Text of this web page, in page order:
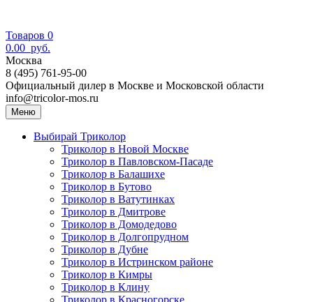
Товаров 0
0.00 руб.
Москва
8 (495) 761-95-00
Официальный дилер в Москве и Московской области
info@tricolor-mos.ru
Меню
Выбирай Триколор
Триколор в Новой Москве
Триколор в Павловском-Пасаде
Триколор в Балашихе
Триколор в Бутово
Триколор в Ватутинках
Триколор в Дмитрове
Триколор в Домодедово
Триколор в Долгопрудном
Триколор в Дубне
Триколор в Истринском районе
Триколор в Кимры
Триколор в Клину
Триколор в Красногорске